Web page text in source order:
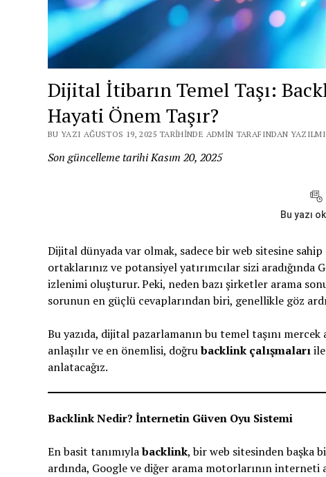
Dijital İtibarın Temel Taşı:
Hayati Önem Taşır?
BU YAZI AĞUSTOS 19, 2025 TARIHINDE ADMIN TARAFINDAN
Son güncelleme tarihi Kasım 20, 2025
Bu yazı
Dijital dünyada var olmak, sadece bir web sitesine
ortaklarınız ve potansiyel yatırımcılar sizi
izlenimi oluşturur. Peki, neden bazı şirketler arama
sorunun en güçlü cevaplarından biri, genellikle göz
Bu yazıda, dijital pazarlamanın bu temel taşını mercek
anlaşılır ve en önemlisi, doğrubacklink çalışmalarıile
anlatacağız.
Backlink Nedir? İnternetin Güven Oyu Sistemi
En basit tanımıylabacklink, bir web sitesinden başka
ardında, Google ve diğer arama motorlarının